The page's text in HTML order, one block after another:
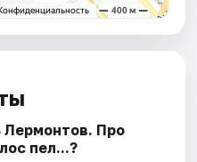
Лермонтов. Про
пел...?